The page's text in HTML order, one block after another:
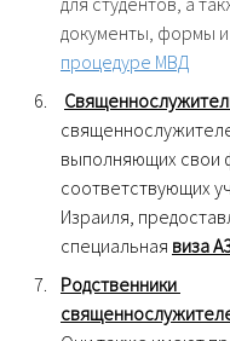
документы, формы и
процедуре МВД
выполняющих свои
соответствующих
Израиля,
специальная виза
Родственники